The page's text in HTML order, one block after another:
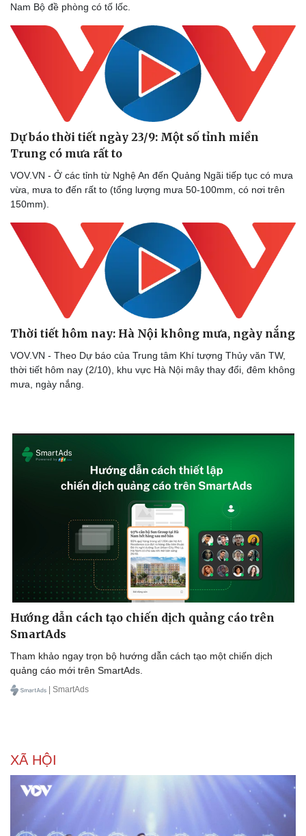
Doanh nghiệp
Thông tin doanh nghiệp
Doanh nghiệp 24h
Doanh nhân
Vì cộng đồng
Công nghệ
Sành điệu
Chuyển đổi số
Sức khỏe
Dinh dưỡng - món ngon
Cây thuốc
Blog
Nam Bộ đề phòng có tố lốc.
Dự báo thời tiết ngày 23/9: Một số tỉnh miền
Trung có mưa rất to
VOV.VN - Ở các tỉnh từ Nghệ An đến Quảng Ngãi tiếp tục có mưa
vừa, mưa to đến rất to (tổng lượng mưa 50-100mm, có nơi trên
150mm).
Thời tiết hôm nay: Hà Nội không mưa, ngày nắng
VOV.VN - Theo Dự báo của Trung tâm Khí tượng Thủy văn TW,
thời tiết hôm nay (2/10), khu vực Hà Nội mây thay đổi, đêm không
mưa, ngày nắng.
Hướng dẫn cách tạo chiến dịch quảng cáo trên
SmartAds
Tham khảo ngay trọn bộ hướng dẫn cách tạo một chiến dịch
quảng cáo mới trên SmartAds.
| SmartAds
XÃ HỘI